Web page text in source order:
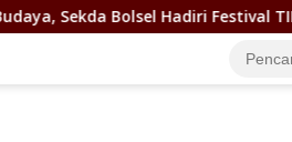
Hadiri Festival TIFF Tomohon